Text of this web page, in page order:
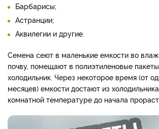
Барбарисы;
Астранции;
Аквилегии и другие.
Семена сеют в маленькие емкости во
почву, помещают в полиэтиленовые
холодильник. Через некоторое время (от
месяцев) емкости достают из
комнатной температуре до начала